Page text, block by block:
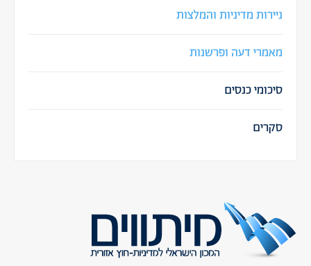
ניירות מדיניות והמלצות
מאמרי דעה ופרשנות
סיכומי כנסים
סקרים